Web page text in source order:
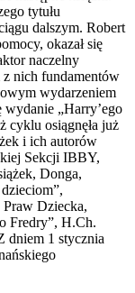
tytułu
dalszym. Robert
okazał się
naczelny
z nich fundamentów
wydarzeniem
wydanie „Harry’ego
cyklu osiągnęła już
i ich autorów
Sekcji IBBY,
Donga,
Dziecka,
Fredry”, H.Ch.
dniem 1 stycznia